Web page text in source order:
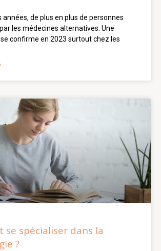
années, de plus en plus de personnes
les médecines alternatives. Une
confirme en 2023 surtout chez les
se spécialiser dans la
?